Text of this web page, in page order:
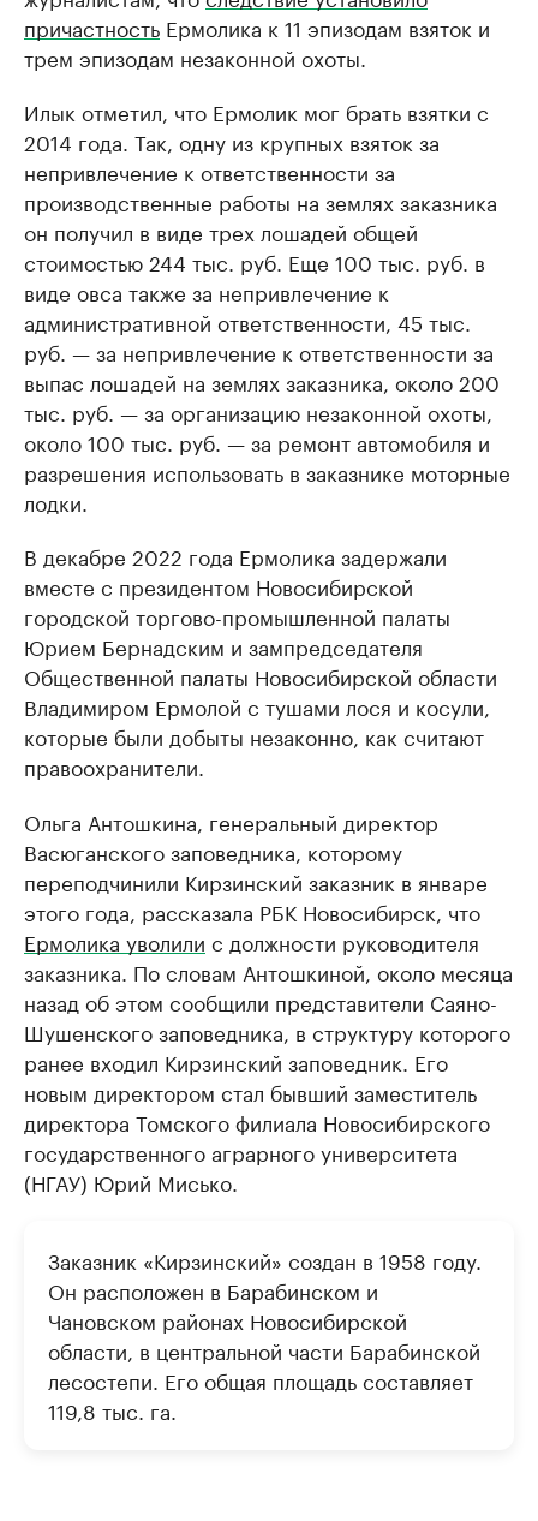
причастность Ермолика к 11 эпизодам взяток и
трем эпизодам незаконной охоты.
Илык отметил, что Ермолик мог брать взятки с
2014 года. Так, одну из крупных взяток за
непривлечение к ответственности за
производственные работы на землях заказника
он получил в виде трех лошадей общей
стоимостью 244 тыс. руб. Еще 100 тыс. руб. в
виде овса также за непривлечение к
административной ответственности, 45 тыс.
руб. — за непривлечение к ответственности за
выпас лошадей на землях заказника, около 200
тыс. руб. — за организацию незаконной охоты,
около 100 тыс. руб. — за ремонт автомобиля и
разрешения использовать в заказнике моторные
лодки.
В декабре 2022 года Ермолика задержали
вместе с президентом Новосибирской
городской торгово-промышленной палаты
Юрием Бернадским и зампредседателя
Общественной палаты Новосибирской области
Владимиром Ермолой с тушами лося и косули,
которые были добыты незаконно, как считают
правоохранители.
Ольга Антошкина, генеральный директор
Васюганского заповедника, которому
переподчинили Кирзинский заказник в январе
этого года, рассказала РБК Новосибирск, что
Ермолика уволили с должности руководителя
заказника. По словам Антошкиной, около месяца
назад об этом сообщили представители Саяно-
Шушенского заповедника, в структуру которого
ранее входил Кирзинский заповедник. Его
новым директором стал бывший заместитель
директора Томского филиала Новосибирского
государственного аграрного университета
(НГАУ) Юрий Мисько.
Заказник «Кирзинский» создан в 1958 году.
Он расположен в Барабинском и
Чановском районах Новосибирской
области, в центральной части Барабинской
лесостепи. Его общая площадь составляет
119,8 тыс. га.